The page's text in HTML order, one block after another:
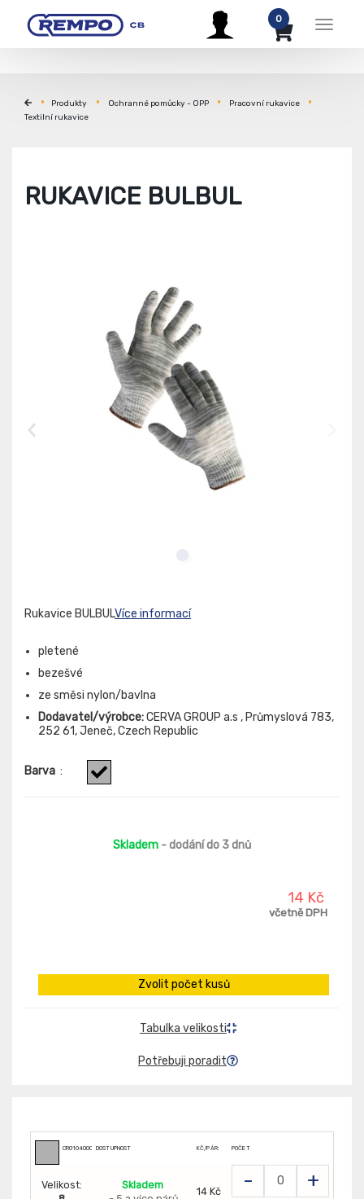
Menu
0
Produkty Ochranné pomůcky - OPP
Pracovní rukavice
Textilní rukavice
RUKAVICE BULBUL
Rukavice BULBULVíce informací
pletené
bezešvé
ze směsi nylon/bavlna
Dodavatel/výrobce:CERVA GROUP a.s , Průmyslová 783,
252 61, Jeneč, Czech Republic
Barva :
Skladem - dodání do 3 dnů
14 Kč
včetně DPH
Zvolit počet kusů
Tabulka velikosti
Potřebuji poradit
CR0104000499DOSTUPNOST KČ/PÁR: POČET
Velikost:
Skladem
14 Kč - +